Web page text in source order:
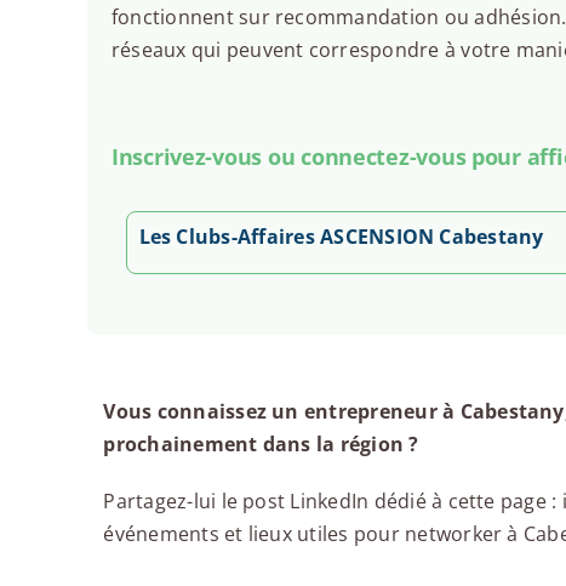
fonctionnent sur recommandation ou
réseaux qui peuvent correspondre à votre
Inscrivez-vous ou connectez-vous pour
Les Clubs-Affaires ASCENSION Cabestany
Vous connaissez un entrepreneur à
prochainement dans la région ?
Partagez-lui le post LinkedIn dédié à cette page
événements et lieux utiles pour networker à